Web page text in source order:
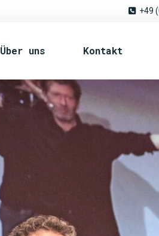
+49
Über uns Kontakt